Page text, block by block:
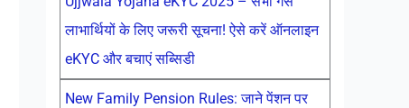
लाभार्थियों के लिए जरूरी सूचना! ऐसे करें ऑनलाइन
eKYC और बचाएं सब्सिडी
New Family Pension Rules: जाने पेंशन पर